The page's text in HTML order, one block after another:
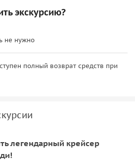
экскурсию?
не нужно
полный возврат средств при
легендарный крейсер